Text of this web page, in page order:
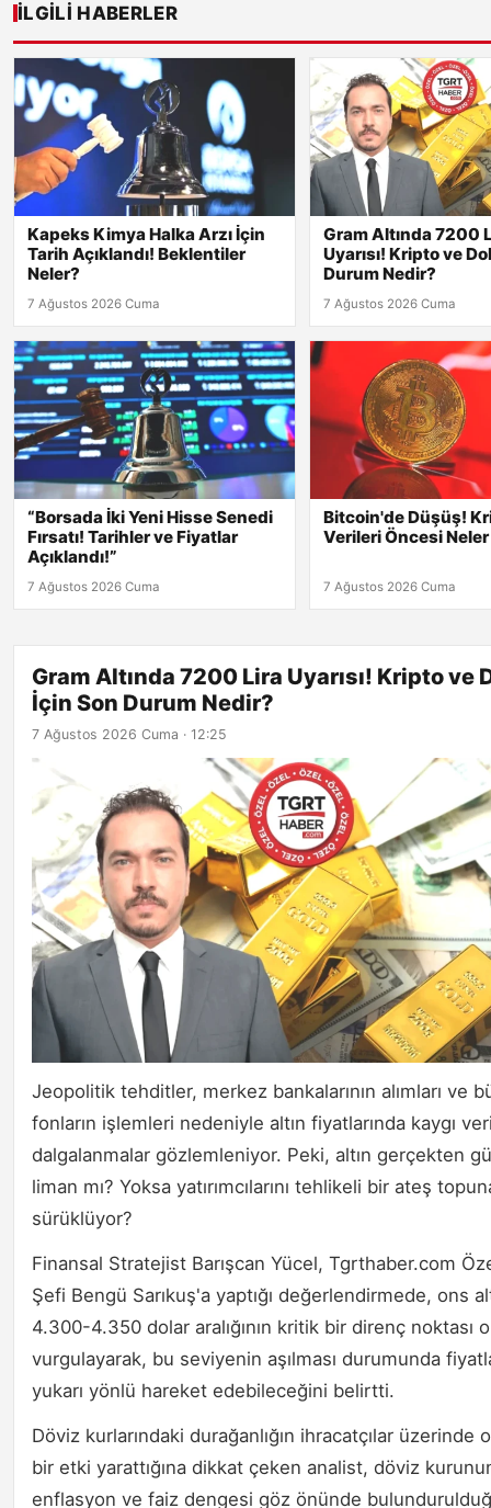
İLGILI HABERLER
Kapeks Kimya Halka Arzı İçin
Tarih Açıklandı! Beklentiler
Neler?
7 Ağustos 2026 Cuma
Gram Altında 7200
Uyarısı! Kripto ve
Durum Nedir?
7 Ağustos 2026 Cuma
“Borsada İki Yeni Hisse Senedi
Fırsatı! Tarihler ve Fiyatlar
Açıklandı!”
7 Ağustos 2026 Cuma
Bitcoin'de Düşüş!
Verileri Öncesi
7 Ağustos 2026 Cuma
Gram Altında 7200 Lira Uyarısı! Kripto ve
İçin Son Durum Nedir?
7 Ağustos 2026 Cuma · 12:25
Jeopolitik tehditler, merkez bankalarının alımları ve
fonların işlemleri nedeniyle altın fiyatlarında kaygı
dalgalanmalar gözlemleniyor. Peki, altın gerçekten
liman mı? Yoksa yatırımcılarını tehlikeli bir ateş
sürüklüyor?
Finansal Stratejist Barışcan Yücel, Tgrthaber.com
Şefi Bengü Sarıkuş'a yaptığı değerlendirmede, ons
4.300-4.350 dolar aralığının kritik bir direnç noktası
vurgulayarak, bu seviyenin aşılması durumunda
yukarı yönlü hareket edebileceğini belirtti.
Döviz kurlarındaki durağanlığın ihracatçılar üzerinde
bir etki yarattığına dikkat çeken analist, döviz
enflasyon ve faiz dengesi göz önünde